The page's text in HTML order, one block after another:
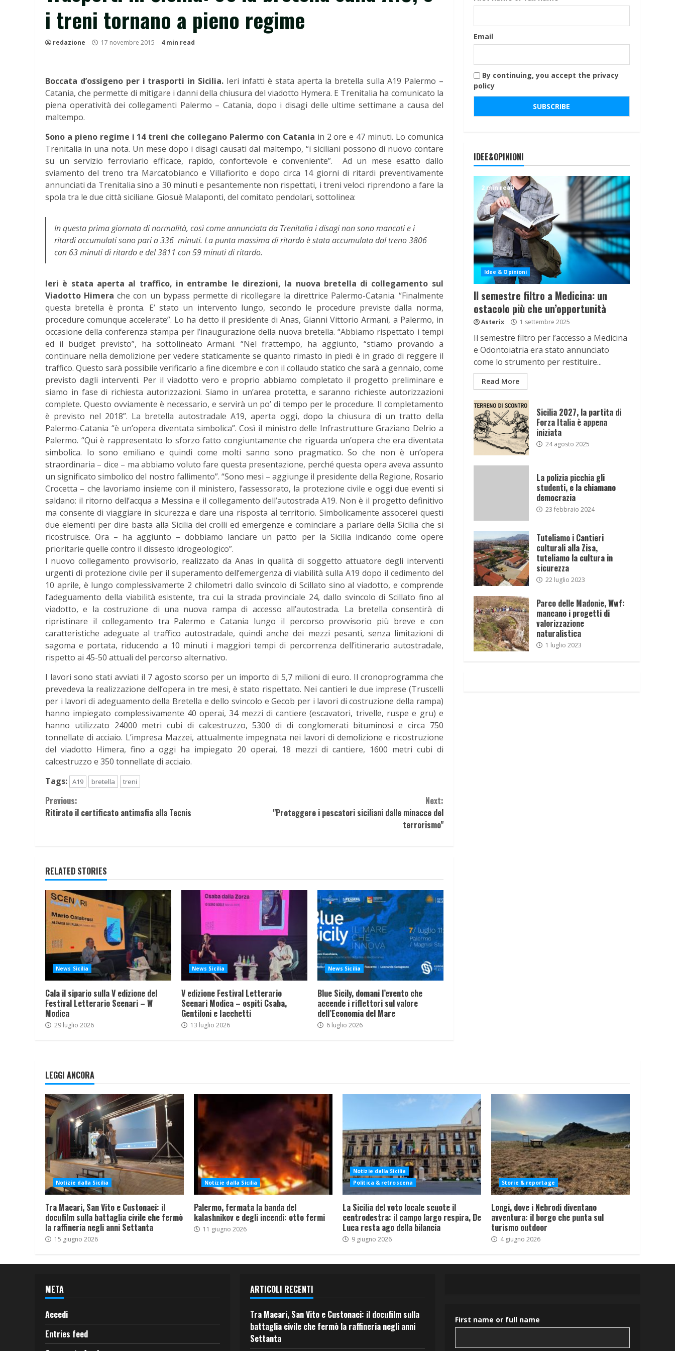
i treni tornano a pieno regime
redazione 17 novembre 2015 4 min read
Boccata d’ossigeno per i trasporti in Sicilia. Ieri infatti è stata aperta la bretella sulla A19 Palermo –
Catania, che permette di mitigare i danni della chiusura del viadotto Hymera. E Trenitalia ha comunicato la
piena operatività dei collegamenti Palermo – Catania, dopo i disagi delle ultime settimane a causa del
maltempo.
Sono a pieno regime i 14 treni che collegano Palermo con Catania in 2 ore e 47 minuti. Lo comunica
Trenitalia in una nota. Un mese dopo i disagi causati dal maltempo, “i siciliani possono di nuovo contare
su un servizio ferroviario efficace, rapido, confortevole e conveniente”. Ad un mese esatto dallo
sviamento del treno tra Marcatobianco e Villafiorito e dopo circa 14 giorni di ritardi preventivamente
annunciati da Trenitalia sino a 30 minuti e pesantemente non rispettati, i treni veloci riprendono a fare la
spola tra le due città siciliane. Giosuè Malaponti, del comitato pendolari, sottolinea:
In questa prima giornata di normalità, così come annunciata da Trenitalia i disagi non sono mancati e i
ritardi accumulati sono pari a 336 minuti. La punta massima di ritardo è stata accumulata dal treno 3806
con 63 minuti di ritardo e del 3811 con 59 minuti di ritardo.
Ieri è stata aperta al traffico, in entrambe le direzioni, la nuova bretella di collegamento sul
Viadotto Himera che con un bypass permette di ricollegare la direttrice Palermo-Catania. “Finalmente
questa bretella è pronta. E’ stato un intervento lungo, secondo le procedure previste dalla norma,
procedure comunque accelerate”. Lo ha detto il presidente di Anas, Gianni Vittorio Armani, a Palermo, in
occasione della conferenza stampa per l’inaugurazione della nuova bretella. “Abbiamo rispettato i tempi
ed il budget previsto”, ha sottolineato Armani. “Nel frattempo, ha aggiunto, “stiamo provando a
continuare nella demolizione per vedere staticamente se quanto rimasto in piedi è in grado di reggere il
traffico. Questo sarà possibile verificarlo a fine dicembre e con il collaudo statico che sarà a gennaio, come
previsto dagli interventi. Per il viadotto vero e proprio abbiamo completato il progetto preliminare e
siamo in fase di richiesta autorizzazioni. Siamo in un’area protetta, e saranno richieste autorizzazioni
complete. Questo ovviamente è necessario, e servirà un po’ di tempo per le procedure. Il completamento
è previsto nel 2018”. La bretella autostradale A19, aperta oggi, dopo la chiusura di un tratto della
Palermo-Catania “è un’opera diventata simbolica”. Così il ministro delle Infrastrutture Graziano Delrio a
Palermo. “Qui è rappresentato lo sforzo fatto congiuntamente che riguarda un’opera che era diventata
simbolica. Io sono emiliano e quindi come molti sanno sono pragmatico. So che non è un’opera
straordinaria – dice – ma abbiamo voluto fare questa presentazione, perché questa opera aveva assunto
un significato simbolico del nostro fallimento”. “Sono mesi – aggiunge il presidente della Regione, Rosario
Crocetta – che lavoriamo insieme con il ministero, l’assessorato, la protezione civile e oggi due eventi si
saldano: il ritorno dell’acqua a Messina e il collegamento dell’autostrada A19. Non è il progetto definitivo
ma consente di viaggiare in sicurezza e dare una risposta al territorio. Simbolicamente assocerei questi
due elementi per dire basta alla Sicilia dei crolli ed emergenze e cominciare a parlare della Sicilia che si
ricostruisce. Ora – ha aggiunto – dobbiamo lanciare un patto per la Sicilia indicando come opere
prioritarie quelle contro il dissesto idrogeologico”.
l nuovo collegamento provvisorio, realizzato da Anas in qualità di soggetto attuatore degli interventi
urgenti di protezione civile per il superamento dell’emergenza di viabilità sulla A19 dopo il cedimento del
10 aprile, è lungo complessivamerte 2 chilometri dallo svincolo di Scillato sino al viadotto, e comprende
l’adeguamento della viabilità esistente, tra cui la strada provinciale 24, dallo svincolo di Scillato fino al
viadotto, e la costruzione di una nuova rampa di accesso all’autostrada. La bretella consentirà di
ripristinare il collegamento tra Palermo e Catania lungo il percorso provvisorio più breve e con
caratteristiche adeguate al traffico autostradale, quindi anche dei mezzi pesanti, senza limitazioni di
sagoma e portata, riducendo a 10 minuti i maggiori tempi di percorrenza dell’itinerario autostradale,
rispetto ai 45-50 attuali del percorso alternativo.
I lavori sono stati avviati il 7 agosto scorso per un importo di 5,7 milioni di euro. Il cronoprogramma che
prevedeva la realizzazione dell’opera in tre mesi, è stato rispettato. Nei cantieri le due imprese (Truscelli
per i lavori di adeguamento della Bretella e dello svincolo e Gecob per i lavori di costruzione della rampa)
hanno impiegato complessivamente 40 operai, 34 mezzi di cantiere (escavatori, trivelle, ruspe e gru) e
hanno utilizzato 24000 metri cubi di calcestruzzo, 5300 di di conglomerati bituminosi e circa 750
tonnellate di acciaio. L’impresa Mazzei, attualmente impegnata nei lavori di demolizione e ricostruzione
del viadotto Himera, fino a oggi ha impiegato 20 operai, 18 mezzi di cantiere, 1600 metri cubi di
calcestruzzo e 350 tonnellate di acciaio.
Tags: A19 bretella treni
Continue
Reading
Previous:
Ritirato il certificato antimafia alla Tecnis
Next:
"Proteggere i pescatori siciliani dalle minacce del
terrorismo"
RELATED STORIES
News Sicilia
Cala il sipario sulla V edizione del
Festival Letterario Scenari – W
Modica
29 luglio 2026
News Sicilia
V edizione Festival Letterario
Scenari Modica – ospiti Csaba,
Gentiloni e Iacchetti
13 luglio 2026
News Sicilia
Blue Sicily, domani l’evento che
accende i riflettori sul valore
dell’Economia del Mare
6 luglio 2026
Email
By continuing, you accept the privacy
policy
IDEE&OPINIONI
2 min read
Idee & Opinioni
Il semestre filtro a Medicina: un
ostacolo più che un’opportunità
Asterix 1 settembre 2025
Il semestre filtro per l’accesso a Medicina
e Odontoiatria era stato annunciato
come lo strumento per restituire...
Read More
Sicilia 2027, la partita di
Forza Italia è appena
iniziata
24 agosto 2025
La polizia picchia gli
studenti, e la chiamano
democrazia
23 febbraio 2024
Tuteliamo i Cantieri
culturali alla Zisa,
tuteliamo la cultura in
sicurezza
22 luglio 2023
Parco delle Madonie, Wwf:
mancano i progetti di
valorizzazione
naturalistica
1 luglio 2023
LEGGI ANCORA
Notizie dalla Sicilia
Tra Macari, San Vito e Custonaci: il
docufilm sulla battaglia civile che fermò
la raffineria negli anni Settanta
15 giugno 2026
Notizie dalla Sicilia
Palermo, fermata la banda del
kalashnikov e degli incendi: otto fermi
11 giugno 2026
Notizie dalla Sicilia
Politica & retroscena
La Sicilia del voto locale scuote il
centrodestra: il campo largo respira, De
Luca resta ago della bilancia
9 giugno 2026
Storie & reportage
Longi, dove i Nebrodi diventano
avventura: il borgo che punta sul
turismo outdoor
4 giugno 2026
META
Accedi
Entries feed
ARTICOLI RECENTI
Tra Macari, San Vito e Custonaci: il docufilm sulla
battaglia civile che fermò la raffineria negli anni
Settanta
First name or full name